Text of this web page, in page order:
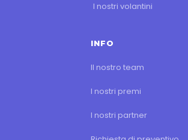
I nostri volantini
INFO
Il nostro team
I nostri premi
I nostri partner